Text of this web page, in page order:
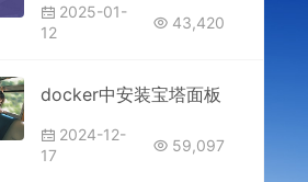
2025-01-
12
43,420
docker中安装宝塔面板
2024-12-
17
59,097